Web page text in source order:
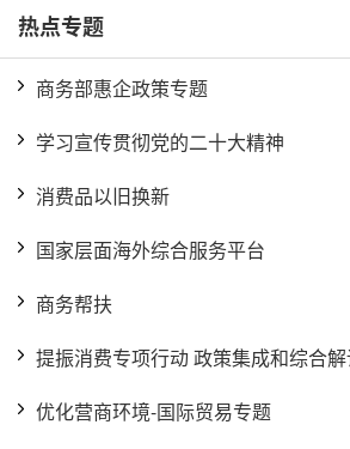
热点专题
商务部惠企政策专题
学习宣传贯彻党的二十大精神
消费品以旧换新
国家层面海外综合服务平台
商务帮扶
提振消费专项行动 政策集成和综合
优化营商环境-国际贸易专题